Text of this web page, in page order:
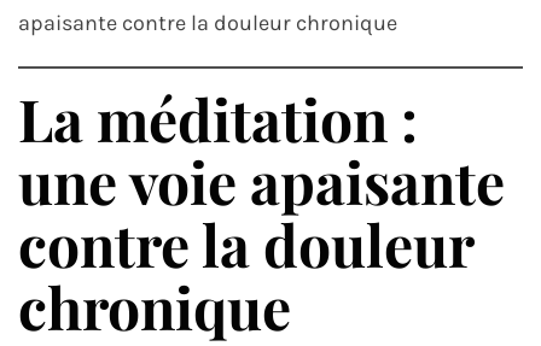
apaisante contre la douleur chronique
La méditation :
une voie apaisante
contre la douleur
chronique